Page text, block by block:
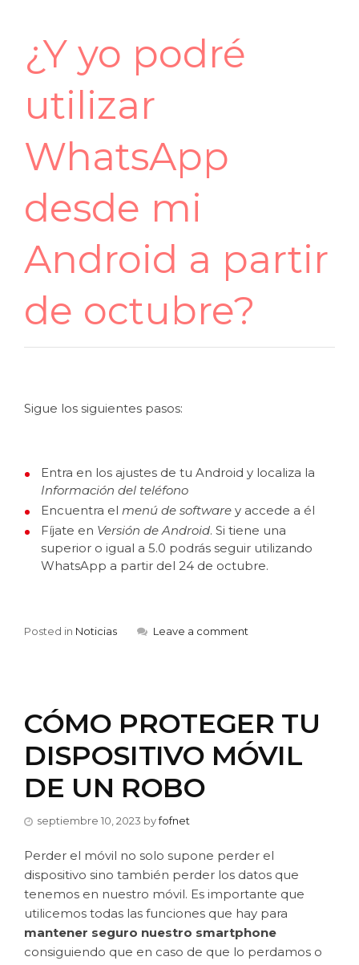
¿Y yo podré
utilizar
WhatsApp
desde mi
Android a partir
de octubre?
Sigue los siguientes pasos:
Entra en los ajustes de tu Android y localiza la
Información del teléfono
Encuentra el menú de software y accede a él
Fíjate en Versión de Android. Si tiene una
superior o igual a 5.0 podrás seguir utilizando
WhatsApp a partir del 24 de octubre.
Posted in Noticias Leave a comment
CÓMO PROTEGER TU
DISPOSITIVO MÓVIL
DE UN ROBO
septiembre 10, 2023 byfofnet
Perder el móvil no solo supone perder el
dispositivo sino también perder los datos que
tenemos en nuestro móvil. Es importante que
utilicemos todas las funciones que hay para
mantener seguro nuestro smartphone
consiguiendo que en caso de que lo perdamos o